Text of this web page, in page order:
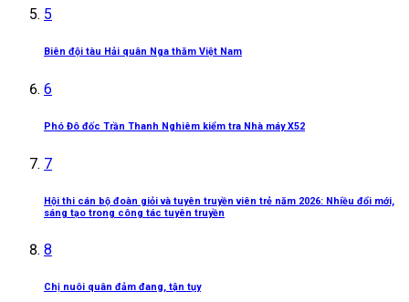
5
Biên đội tàu Hải quân Nga thăm Việt Nam
6
Phó Đô đốc Trần Thanh Nghiêm kiểm tra Nhà máy X52
7
Hội thi cán bộ đoàn giỏi và tuyên truyền viên trẻ năm 2026: Nhiều đổi mới,
sáng tạo trong công tác tuyên truyền
8
Chị nuôi quân đảm đang, tận tụy